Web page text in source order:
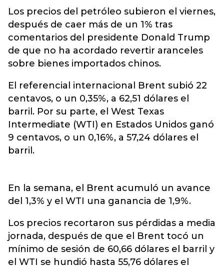
Los precios del petróleo subieron el viernes,
después de caer más de un 1% tras
comentarios del presidente Donald Trump
de que no ha acordado revertir aranceles
sobre bienes importados chinos.
El referencial internacional Brent subió 22
centavos, o un 0,35%, a 62,51 dólares el
barril. Por su parte, el West Texas
Intermediate (WTI) en Estados Unidos ganó
9 centavos, o un 0,16%, a 57,24 dólares el
barril.
En la semana, el Brent acumuló un avance
del 1,3% y el WTI una ganancia de 1,9%.
Los precios recortaron sus pérdidas a media
jornada, después de que el Brent tocó un
mínimo de sesión de 60,66 dólares el barril y
el WTI se hundió hasta 55,76 dólares el